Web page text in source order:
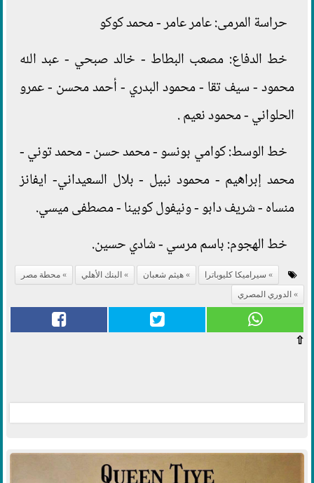
حراسة المرمى: عامر عامر - محمد كوكو
خط الدفاع: مصعب البطاط - خالد صبحي - عبد الله
محمود - سيف تقا - محمود البدري - أحمد محسن - عمرو
الحلواني - محمود نعيم .
خط الوسط: كوامي بونسو - محمد حسن - محمد توني -
محمد إبراهيم - محمود نبيل - بلال السعيداني- ايفانز
منساه - شريف دابو - ونيفول كوبينا - مصطفى ميسي.
خط الهجوم: باسم مرسي - شادي حسين.
سيراميكا كليوباترا هيثم شعبان البنك الأهلي
محطة مصر
الدوري المصري
⇧